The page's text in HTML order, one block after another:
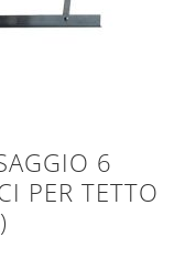
6
PER TETTO